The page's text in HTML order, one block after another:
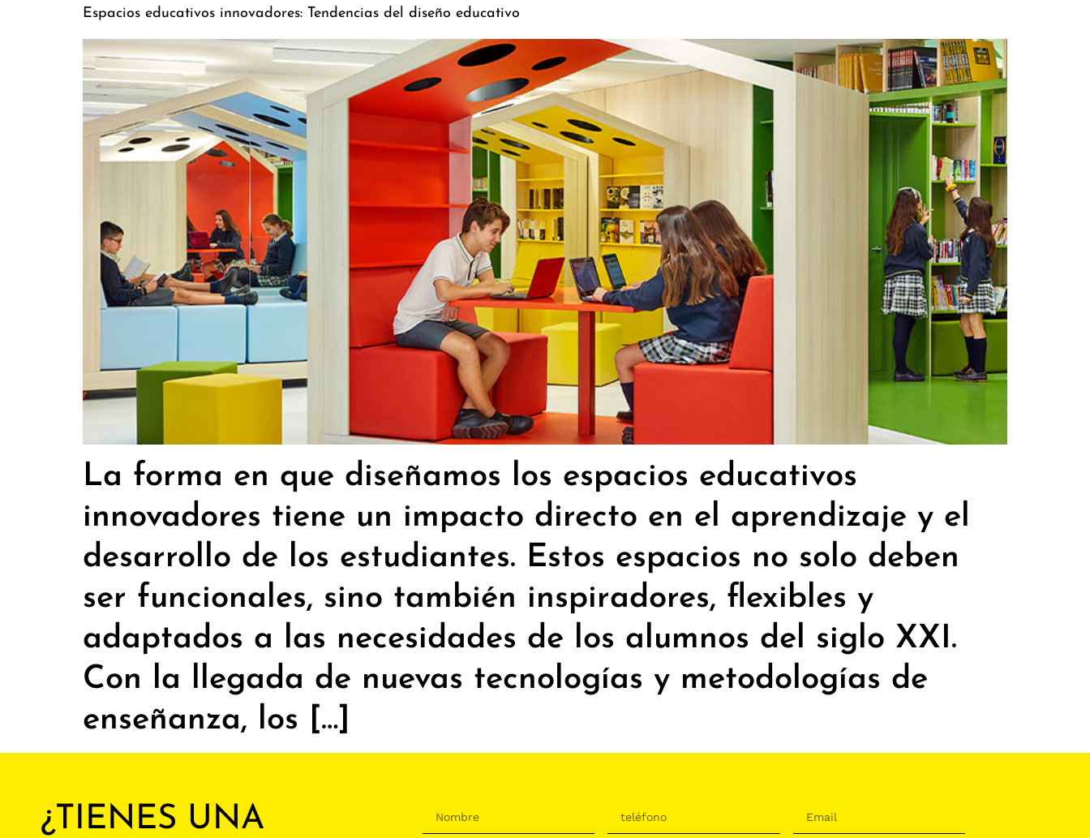
Espacios educativos innovadores: Tendencias del diseño educativo
La forma en que diseñamos los espacios educativos
innovadores tiene un impacto directo en el aprendizaje y el
desarrollo de los estudiantes. Estos espacios no solo deben
ser funcionales, sino también inspiradores, flexibles y
adaptados a las necesidades de los alumnos del siglo XXI.
Con la llegada de nuevas tecnologías y metodologías de
enseñanza, los […]
¿TIENES UNA